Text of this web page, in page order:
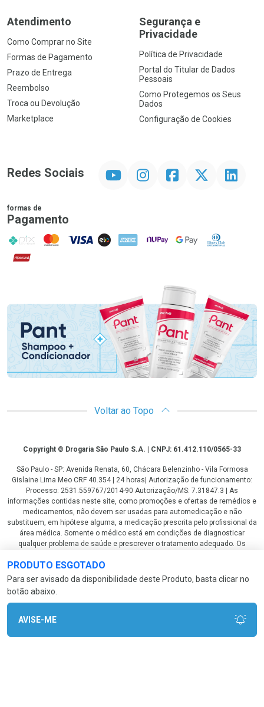
PRODUTO ESGOTADO
Para ser avisado da disponibilidade deste Produto, basta clicar no
botão abaixo.
AVISE-ME
Atendimento
Como Comprar no Site
Formas de Pagamento
Prazo de Entrega
Reembolso
Troca ou Devolução
Marketplace
Segurança e
Privacidade
Política de Privacidade
Portal do Titular de Dados
Pessoais
Como Protegemos os Seus
Dados
Configuração de Cookies
Redes Sociais InstagramFacebook Linkedin
formas de
Pagamento
PIX MasterCard
VISA ELO AMEX NuPay Google PayDiners Club
Hipercard
Promoção em Destaque
Voltar ao Topo
CopyrightCopyright © Drogaria São Paulo S.A. | CNPJ: 61.412.110/0565-33
São Paulo - SP: Avenida Renata, 60, Chácara Belenzinho - Vila Formosa
Gislaine Lima Meo CRF 40.354 | 24 horas| Autorização de funcionamento:
Processo: 2531.559767/2014-90 Autorização/MS: 7.31847.3 | As
informações contidas neste site, como promoções e ofertas de remédios e
medicamentos, não devem ser usadas para automedicação e não
substituem, em hipótese alguma, a medicação prescrita pelo profissional da
área médica. Somente o médico está em condições de diagnosticar
qualquer problema de saúde e prescrever o tratamento adequado. Os
fotos contidas em nosso site são meramente ilustrativas. *Preços e
disponibilidade sujeitos a alterações no decorrer do dia. Antibióticos e
antimicrobianos vendas apenas em lojas físicas ou televendas. Portaria nº
344 - 01/02/1999 - Ministério da Saúde. Horário de funcionamento Central
LGPD Aceite os Cookies